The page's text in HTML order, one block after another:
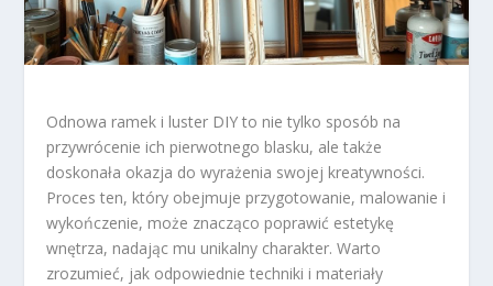
Odnowa ramek i luster DIY to nie tylko sposób na
przywrócenie ich pierwotnego blasku, ale także
doskonała okazja do wyrażenia swojej kreatywności.
Proces ten, który obejmuje przygotowanie, malowanie i
wykończenie, może znacząco poprawić estetykę
wnętrza, nadając mu unikalny charakter. Warto
zrozumieć, jak odpowiednie techniki i materiały